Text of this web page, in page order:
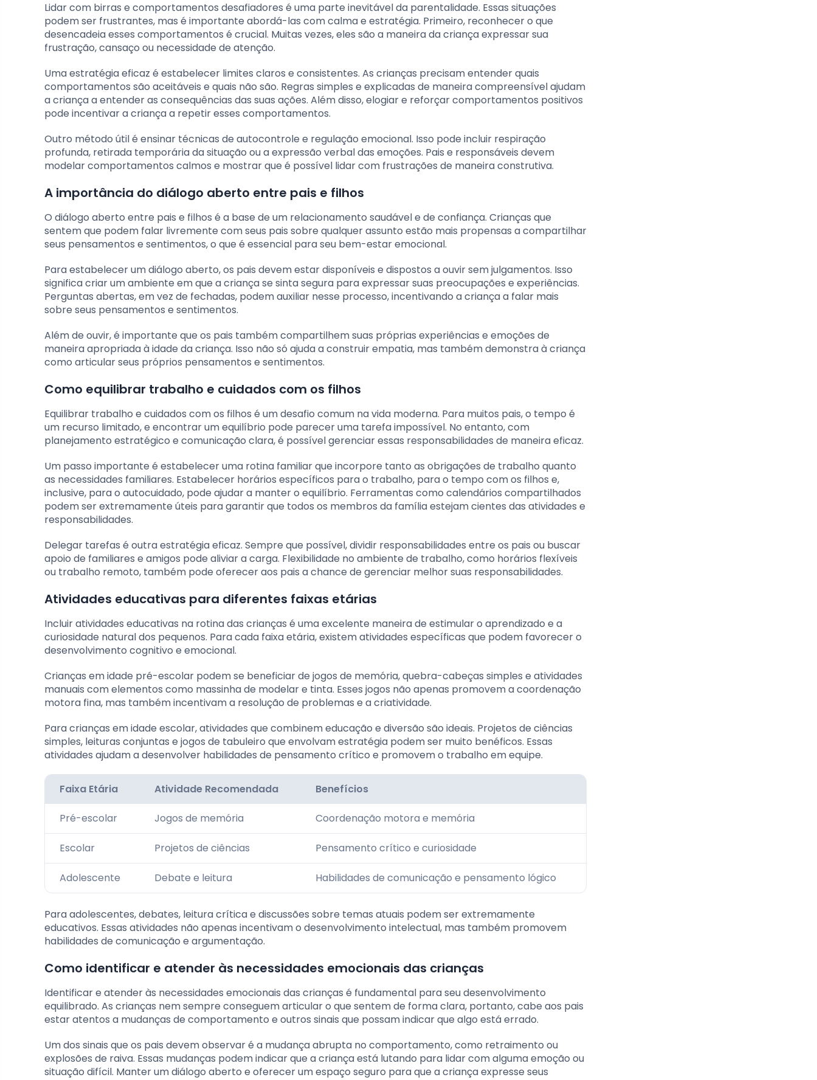
Lidar com birras e comportamentos desafiadores é uma parte inevitável da parentalidade. Essas situações
podem ser frustrantes, mas é importante abordá-las com calma e estratégia. Primeiro, reconhecer o que
desencadeia esses comportamentos é crucial. Muitas vezes, eles são a maneira da criança expressar sua
frustração, cansaço ou necessidade de atenção.
Uma estratégia eficaz é estabelecer limites claros e consistentes. As crianças precisam entender quais
comportamentos são aceitáveis ​​e quais não são. Regras simples e explicadas de maneira compreensível ajudam
a criança a entender as consequências das suas ações. Além disso, elogiar e reforçar comportamentos positivos
pode incentivar a criança a repetir esses comportamentos.
Outro método útil é ensinar técnicas de autocontrole e regulação emocional. Isso pode incluir respiração
profunda, retirada temporária da situação ou a expressão verbal das emoções. Pais e responsáveis devem
modelar comportamentos calmos e mostrar que é possível lidar com frustrações de maneira construtiva.
A importância do diálogo aberto entre pais e filhos
O diálogo aberto entre pais e filhos é a base de um relacionamento saudável e de confiança. Crianças que
sentem que podem falar livremente com seus pais sobre qualquer assunto estão mais propensas a compartilhar
seus pensamentos e sentimentos, o que é essencial para seu bem-estar emocional.
Para estabelecer um diálogo aberto, os pais devem estar disponíveis e dispostos a ouvir sem julgamentos. Isso
significa criar um ambiente em que a criança se sinta segura para expressar suas preocupações e experiências.
Perguntas abertas, em vez de fechadas, podem auxiliar nesse processo, incentivando a criança a falar mais
sobre seus pensamentos e sentimentos.
Além de ouvir, é importante que os pais também compartilhem suas próprias experiências e emoções de
maneira apropriada à idade da criança. Isso não só ajuda a construir empatia, mas também demonstra à criança
como articular seus próprios pensamentos e sentimentos.
Como equilibrar trabalho e cuidados com os filhos
Equilibrar trabalho e cuidados com os filhos é um desafio comum na vida moderna. Para muitos pais, o tempo é
um recurso limitado, e encontrar um equilíbrio pode parecer uma tarefa impossível. No entanto, com
planejamento estratégico e comunicação clara, é possível gerenciar essas responsabilidades de maneira eficaz.
Um passo importante é estabelecer uma rotina familiar que incorpore tanto as obrigações de trabalho quanto
as necessidades familiares. Estabelecer horários específicos para o trabalho, para o tempo com os filhos e,
inclusive, para o autocuidado, pode ajudar a manter o equilíbrio. Ferramentas como calendários compartilhados
podem ser extremamente úteis para garantir que todos os membros da família estejam cientes das atividades e
responsabilidades.
Delegar tarefas é outra estratégia eficaz. Sempre que possível, dividir responsabilidades entre os pais ou buscar
apoio de familiares e amigos pode aliviar a carga. Flexibilidade no ambiente de trabalho, como horários flexíveis
ou trabalho remoto, também pode oferecer aos pais a chance de gerenciar melhor suas responsabilidades.
Atividades educativas para diferentes faixas etárias
Incluir atividades educativas na rotina das crianças é uma excelente maneira de estimular o aprendizado e a
curiosidade natural dos pequenos. Para cada faixa etária, existem atividades específicas que podem favorecer o
desenvolvimento cognitivo e emocional.
Crianças em idade pré-escolar podem se beneficiar de jogos de memória, quebra-cabeças simples e atividades
manuais com elementos como massinha de modelar e tinta. Esses jogos não apenas promovem a coordenação
motora fina, mas também incentivam a resolução de problemas e a criatividade.
Para crianças em idade escolar, atividades que combinem educação e diversão são ideais. Projetos de ciências
simples, leituras conjuntas e jogos de tabuleiro que envolvam estratégia podem ser muito benéficos. Essas
atividades ajudam a desenvolver habilidades de pensamento crítico e promovem o trabalho em equipe.
Faixa Etária Atividade Recomendada Benefícios
Pré-escolar Jogos de memória Coordenação motora e memória
Escolar Projetos de ciências Pensamento crítico e curiosidade
Adolescente Debate e leitura Habilidades de comunicação e pensamento lógico
Para adolescentes, debates, leitura crítica e discussões sobre temas atuais podem ser extremamente
educativos. Essas atividades não apenas incentivam o desenvolvimento intelectual, mas também promovem
habilidades de comunicação e argumentação.
Como identificar e atender às necessidades emocionais das crianças
Identificar e atender às necessidades emocionais das crianças é fundamental para seu desenvolvimento
equilibrado. As crianças nem sempre conseguem articular o que sentem de forma clara, portanto, cabe aos pais
estar atentos a mudanças de comportamento e outros sinais que possam indicar que algo está errado.
Um dos sinais que os pais devem observar é a mudança abrupta no comportamento, como retraimento ou
explosões de raiva. Essas mudanças podem indicar que a criança está lutando para lidar com alguma emoção ou
situação difícil. Manter um diálogo aberto e oferecer um espaço seguro para que a criança expresse seus